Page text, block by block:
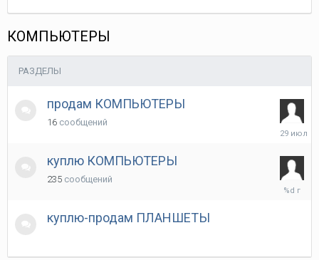
КОМПЬЮТЕРЫ
РАЗДЕЛЫ
продам КОМПЬЮТЕРЫ
16 сообщений
29
куплю КОМПЬЮТЕРЫ
235 сообщений
3
куплю-продам ПЛАНШЕТЫ